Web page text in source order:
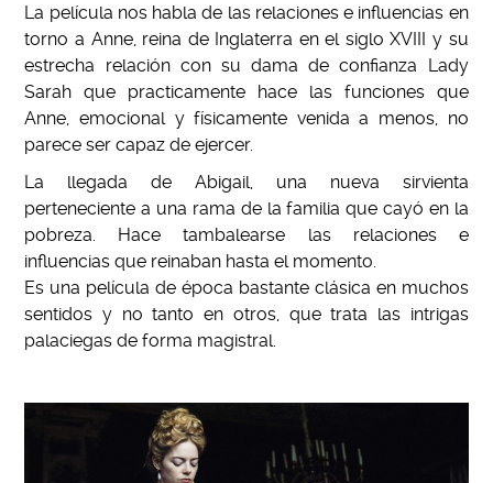
La película nos habla de las relaciones e influencias en
torno a Anne, reina de Inglaterra en el siglo XVIII y su
estrecha relación con su dama de confianza Lady
Sarah que practicamente hace las funciones que
Anne, emocional y físicamente venida a menos, no
parece ser capaz de ejercer.
La llegada de Abigail, una nueva sirvienta
perteneciente a una rama de la familia que cayó en la
pobreza. Hace tambalearse las relaciones e
influencias que reinaban hasta el momento.
Es una película de época bastante clásica en muchos
sentidos y no tanto en otros, que trata las intrigas
palaciegas de forma magistral.